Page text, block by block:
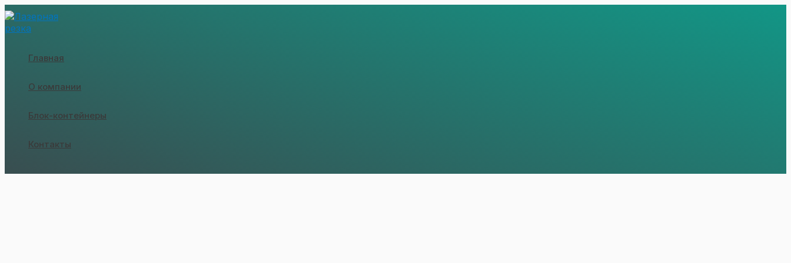
Перейти
к
содержимому
Главная
О компании
Блок-контейнеры
Контакты